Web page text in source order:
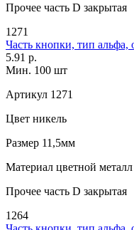
Прочее часть D закрытая
1271
Часть кнопки, тип альфа,
5.91 р.
Мин. 100 шт
Артикул 1271
Цвет никель
Размер 11,5мм
Материал цветной металл
Прочее часть D закрытая
1264